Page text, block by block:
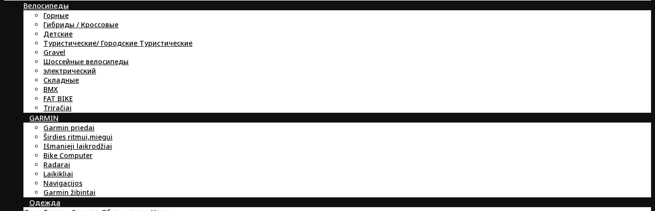
Велосипеды
Горные
Гибриды / Кроссовые
Детские
Туристические/ Городские Туристические
Gravel
Шоссейные велосипеды
электрический
Складные
BMX
FAT BIKE
Triračiai
GARMIN
Garmin priedai
Širdies ritmui,miegui
Išmanieji laikrodžiai
Bike Computer
Radarai
Laikikliai
Navigacijos
Garmin žibintai
Oдежда